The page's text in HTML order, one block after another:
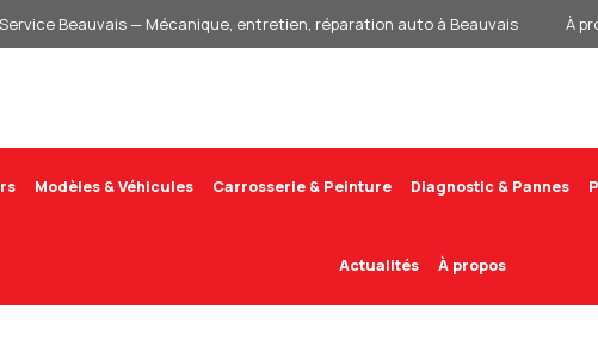
Beauvais — Mécanique, entretien, réparation auto à Beauvais À
Modèles & Véhicules Carrosserie & Peinture Diagnostic & Pannes
Actualités À propos